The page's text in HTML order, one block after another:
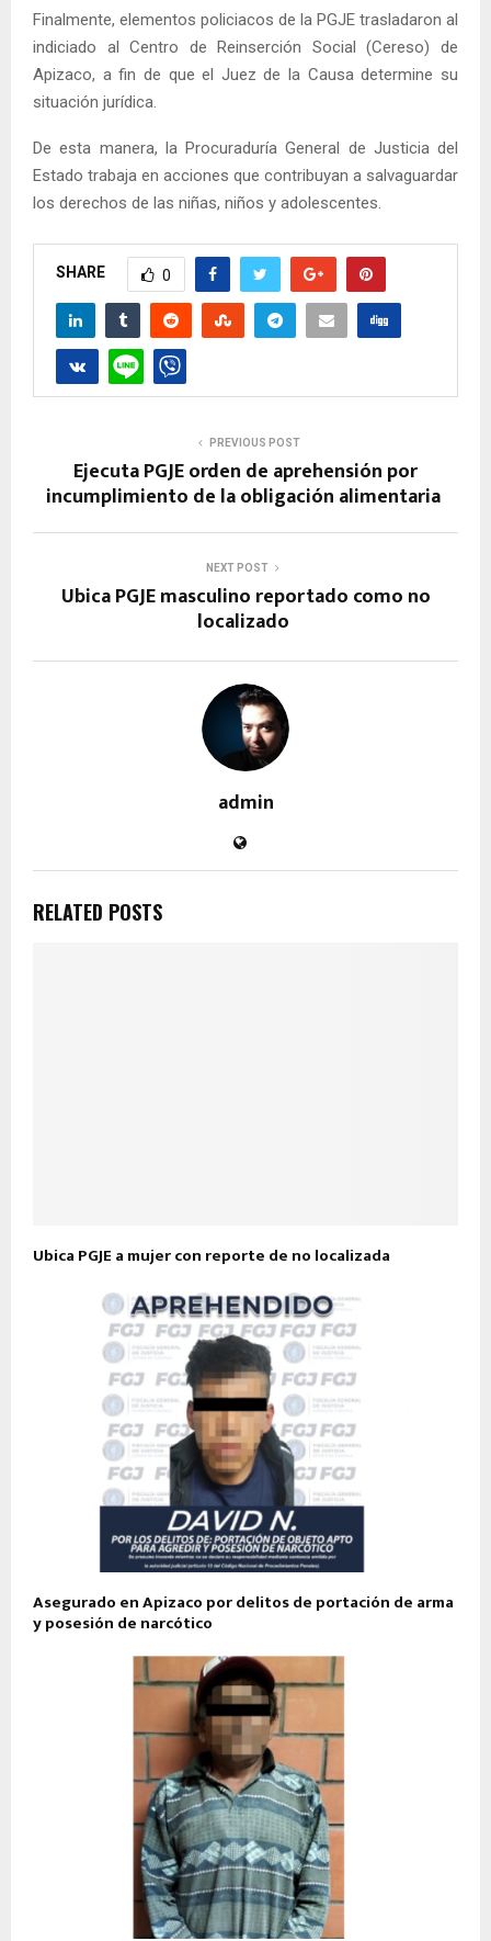
Finalmente, elementos policiacos de la PGJE trasladaron al
indiciado al Centro de Reinserción Social (Cereso) de
Apizaco, a fin de que el Juez de la Causa determine su
situación jurídica.
De esta manera, la Procuraduría General de Justicia del
Estado trabaja en acciones que contribuyan a salvaguardar
los derechos de las niñas, niños y adolescentes.
SHARE 0
PREVIOUS POST
Ejecuta PGJE orden de aprehensión por
incumplimiento de la obligación alimentaria
NEXT POST
Ubica PGJE masculino reportado como no
localizado
admin
RELATED POSTS
Ubica PGJE a mujer con reporte de no localizada
Asegurado en Apizaco por delitos de portación de arma
y posesión de narcótico